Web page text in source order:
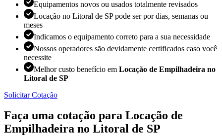
Equipamentos novos ou usados totalmente revisados
Locação no Litoral de SP pode ser por dias, semanas ou
meses
Indicamos o equipamento correto para a sua necessidade
Nossos operadores são devidamente certificados caso você
necessite
Melhor custo benefício em Locação de Empilhadeira no
Litoral de SP
Solicitar Cotação
Faça uma cotação para Locação de
Empilhadeira no Litoral de SP